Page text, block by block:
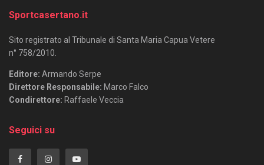
Sportcasertano.it
Sito registrato al Tribunale di Santa Maria Capua Vetere
n° 758/2010.
Editore: Armando Serpe
Direttore Responsabile: Marco Falco
Condirettore: Raffaele Veccia
Seguici su